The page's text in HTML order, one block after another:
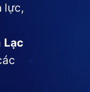
lực,
Lạc